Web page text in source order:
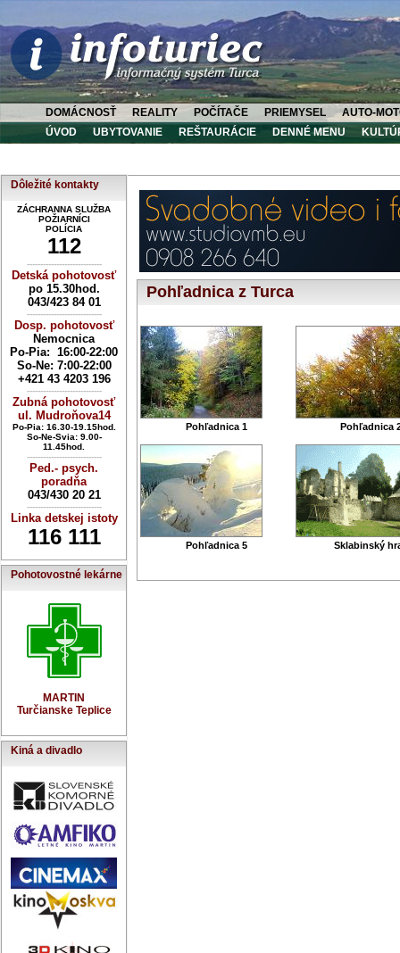
DOMÁCNOSŤ REALITY POČÍTAČE PRIEMYSEL
AUTO-
ÚVOD
UBYTOVANIE REŠTAURÁCIE DENNÉ MENU
Dôležité kontakty
ZÁCHRANNA SLUŽBA
POŽIARNÍCI
POLÍCIA
112
----------------------------
Detská pohotovosť
po 15.30hod.
043/423 84 01
----------------------------
Dosp. pohotovosť
Nemocnica
Po-Pia: 16:00-22:00
So-Ne: 7:00-22:00
+421 43 4203 196
----------------------------
Zubná pohotovosť
ul. Mudroňova14
Po-Pia: 16.30-19.15hod.
So-Ne-Svia: 9.00-
11.45hod.
----------------------------
Ped.- psych.
poradňa
043/430 20 21
----------------------------
Linka detskej istoty
116 111
Pohotovostné lekárne
MARTIN
Turčianske Teplice
Kiná a divadlo
Pohľadnica z Turca
Pohľadnica 1 Pohľadnica
Pohľadnica 5 Sklabinský